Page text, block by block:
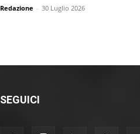
Redazione - 30 Luglio 2026
SEGUICI